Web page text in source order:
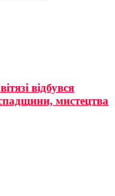
відбувся
мистецтва